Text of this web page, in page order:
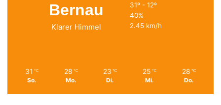
Bernau
Klarer Himmel
31º - 12º
40%
2.45 km/h
31 ℃
So.
28 ℃
Mo.
23 ℃
Di.
25 ℃
Mi.
28 ℃
Do.